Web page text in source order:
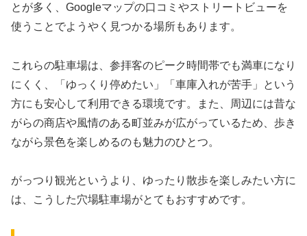
とが多く、Googleマップの口コミやストリートビューを
使うことでようやく見つかる場所もあります。
これらの駐車場は、参拝客のピーク時間帯でも満車になり
にくく、「ゆっくり停めたい」「車庫入れが苦手」という
方にも安心して利用できる環境です。また、周辺には昔な
がらの商店や風情のある町並みが広がっているため、歩き
ながら景色を楽しめるのも魅力のひとつ。
がっつり観光というより、ゆったり散歩を楽しみたい方に
は、こうした穴場駐車場がとてもおすすめです。